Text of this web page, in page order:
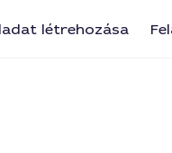
létrehozása